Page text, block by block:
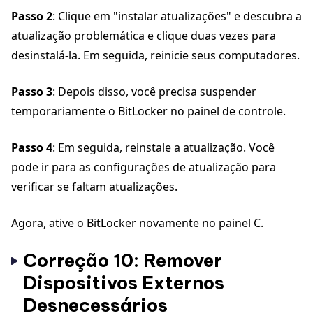
Passo 2: Clique em "instalar atualizações" e descubra a
atualização problemática e clique duas vezes para
desinstalá-la. Em seguida, reinicie seus computadores.
Passo 3: Depois disso, você precisa suspender
temporariamente o BitLocker no painel de controle.
Passo 4: Em seguida, reinstale a atualização. Você
pode ir para as configurações de atualização para
verificar se faltam atualizações.
Agora, ative o BitLocker novamente no painel C.
Correção 10: Remover
Dispositivos Externos
Desnecessários